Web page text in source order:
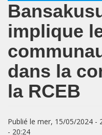
implique
dans la
la RCEB
Publié le mer, 15/05/2024
- 20:24